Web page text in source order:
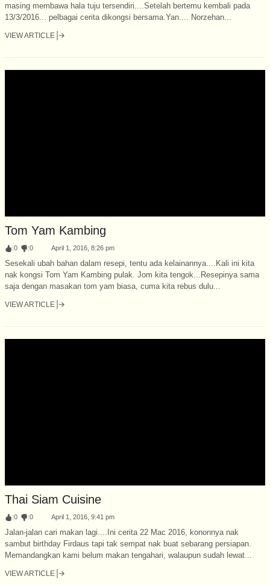
masing membawa hala tuju tersendiri....Setelah bertemu kembali pada
13/3/2016... pelbagai cerita dikongsi bersama.Yan.... Norzehan...
VIEW ARTICLE
Tom Yam Kambing
:0 :0 April 1, 2016, 8:26 pm
Sesekali ubah bahan dalam resepi, tentu ada kelainannya....Kali ini kita
nak kongsi Tom Yam Kambing pulak. Jom kita tengok...Resepinya sama
saja dengan masakan tom yam biasa, cuma kita rebus dulu...
VIEW ARTICLE
Thai Siam Cuisine
:0 :0 April 1, 2016, 9:41 pm
Jalan-jalan cari makan lagi....Ini cerita 22 Mac 2016, kononnya nak
sambut birthday Firdaus tapi tak sempat nak buat sebarang persiapan.
Memandangkan kami belum makan tengahari, walaupun sudah lewat...
VIEW ARTICLE